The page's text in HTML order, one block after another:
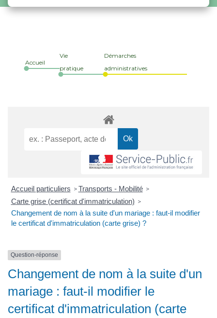
Accueil
Vie
pratique
Démarches
administratives
Accueil particuliers > Transports - Mobilité >
Carte grise (certificat d'immatriculation) >
Changement de nom à la suite d'un mariage : faut-il modifier
le certificat d'immatriculation (carte grise) ?
Question-réponse
Changement de nom à la suite d'un
mariage : faut-il modifier le
certificat d'immatriculation (carte